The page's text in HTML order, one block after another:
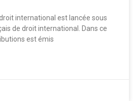
international est lancée sous
de droit international. Dans ce
est émis